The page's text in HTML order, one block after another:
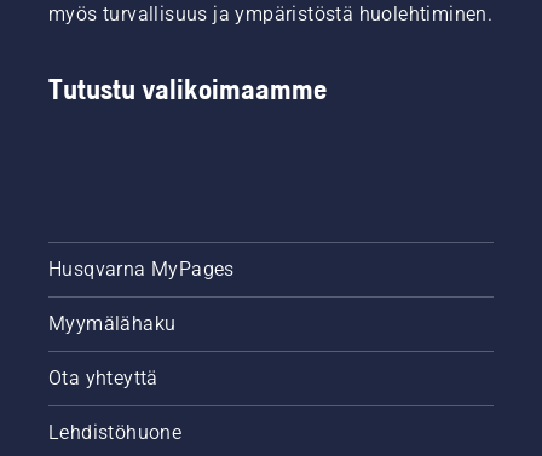
myös turvallisuus ja ympäristöstä huolehtiminen.
Tutustu valikoimaamme
Husqvarna MyPages
Myymälähaku
Ota yhteyttä
Lehdistöhuone